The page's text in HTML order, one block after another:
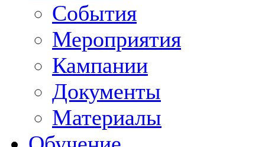
События
Мероприятия
Кампании
Документы
Материалы